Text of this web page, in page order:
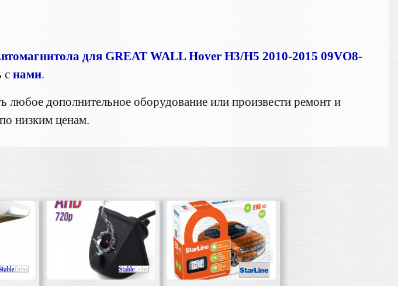
для GREAT WALL Hover H3/H5 2010-2015 09VO8-
снами.
дополнительное оборудование или произвести ремонт и
низким ценам.